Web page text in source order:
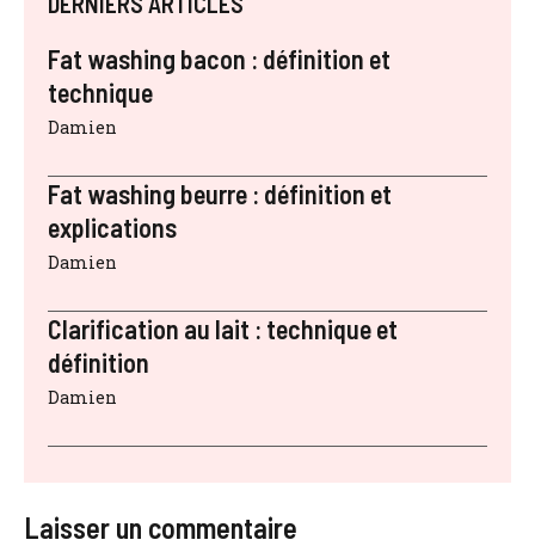
Fat washing bacon : définition et
technique
Damien
Fat washing beurre : définition et
explications
Damien
Clarification au lait : technique et
définition
Damien
Laisser un commentaire